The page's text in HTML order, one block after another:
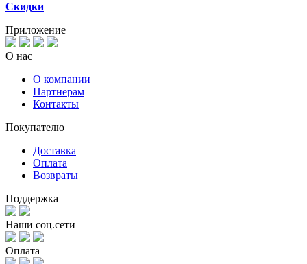
Скидки
Приложение
О нас
О компании
Партнерам
Контакты
Покупателю
Доставка
Оплата
Возвраты
Поддержка
Наши соц.сети
Оплата